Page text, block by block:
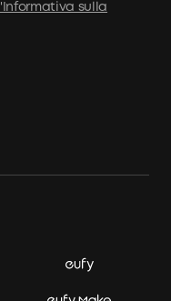
l'Informativa sulla